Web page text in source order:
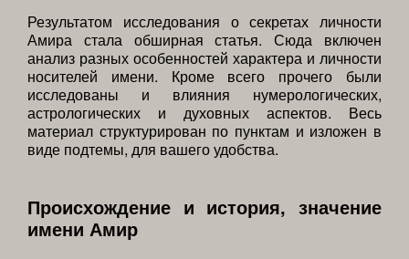
Результатом исследования о секретах личности
Амира стала обширная статья. Сюда включен
анализ разных особенностей характера и личности
носителей имени. Кроме всего прочего были
исследованы и влияния нумерологических,
астрологических и духовных аспектов. Весь
материал структурирован по пунктам и изложен в
виде подтемы, для вашего удобства.
Происхождение и история, значение
имени Амир